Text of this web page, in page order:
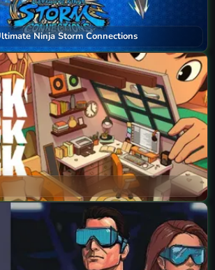
Ninja Storm Connections